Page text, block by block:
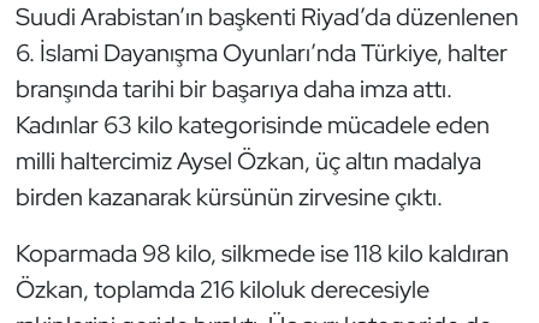
Suudi Arabistan’ın başkenti Riyad’da düzenlenen
6. İslami Dayanışma Oyunları’nda Türkiye, halter
branşında tarihi bir başarıya daha imza attı.
Kadınlar 63 kilo kategorisinde mücadele eden
milli haltercimiz Aysel Özkan, üç altın madalya
birden kazanarak kürsünün zirvesine çıktı.
Koparmada 98 kilo, silkmede ise 118 kilo kaldıran
Özkan, toplamda 216 kiloluk derecesiyle
Dövüş Sanatı
E-Spor
Eskrim
Futsal